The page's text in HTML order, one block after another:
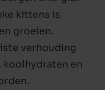
kittens is
groeien.
verhouding
koolhydraten en